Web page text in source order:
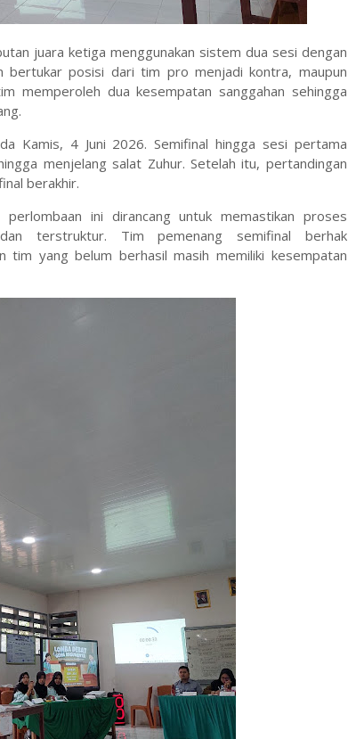
juara ketiga menggunakan sistem dua sesi dengan
posisi dari tim pro menjadi kontra, maupun
memperoleh dua kesempatan sanggahan sehingga
Kamis, 4 Juni 2026. Semifinal hingga sesi pertama
menjelang salat Zuhur. Setelah itu, pertandingan
berakhir.
ini dirancang untuk memastikan proses
terstruktur. Tim pemenang semifinal berhak
tim yang belum berhasil masih memiliki kesempatan